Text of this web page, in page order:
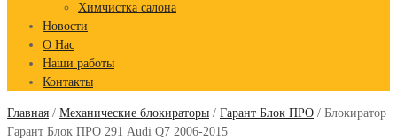
Химчистка салона
Новости
О Нас
Наши работы
Контакты
Главная / Механические блокираторы / Гарант Блок ПРО / Блокиратор
Гарант Блок ПРО 291 Audi Q7 2006-2015